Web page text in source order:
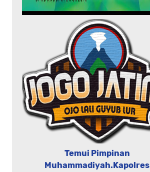
Temui Pimpinan
Muhammadiyah.Kapolres